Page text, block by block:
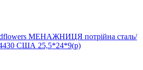
МЕНАЖНИЦЯ потрійна сталь/
США 25,5*24*9(р)